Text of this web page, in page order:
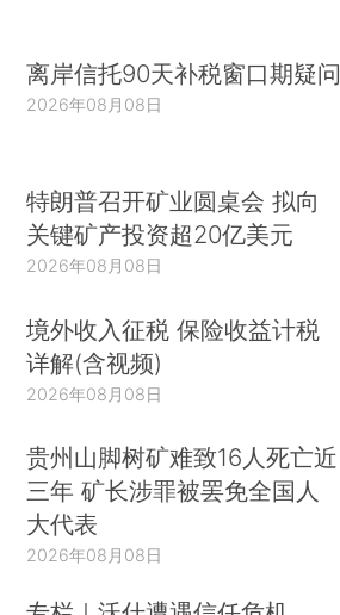
离岸信托90天补税窗口期疑问
2026年08月08日
特朗普召开矿业圆桌会 拟向
关键矿产投资超20亿美元
2026年08月08日
境外收入征税 保险收益计税
详解(含视频)
2026年08月08日
贵州山脚树矿难致16人死亡近
三年 矿长涉罪被罢免全国人
大代表
2026年08月08日